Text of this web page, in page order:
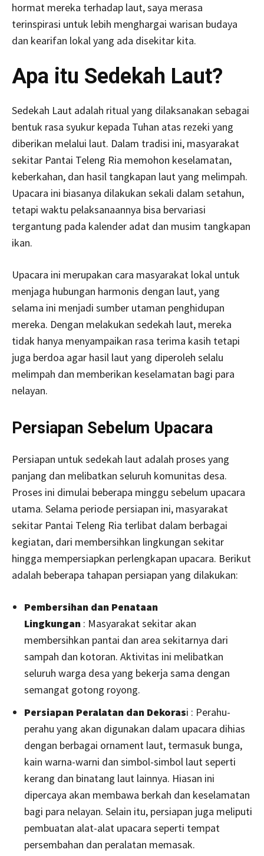
hormat mereka terhadap laut, saya merasa
terinspirasi untuk lebih menghargai warisan budaya
dan kearifan lokal yang ada disekitar kita.
Apa itu Sedekah Laut?
Sedekah Laut adalah ritual yang dilaksanakan sebagai
bentuk rasa syukur kepada Tuhan atas rezeki yang
diberikan melalui laut. Dalam tradisi ini, masyarakat
sekitar Pantai Teleng Ria memohon keselamatan,
keberkahan, dan hasil tangkapan laut yang melimpah.
Upacara ini biasanya dilakukan sekali dalam setahun,
tetapi waktu pelaksanaannya bisa bervariasi
tergantung pada kalender adat dan musim tangkapan
ikan.
Upacara ini merupakan cara masyarakat lokal untuk
menjaga hubungan harmonis dengan laut, yang
selama ini menjadi sumber utaman penghidupan
mereka. Dengan melakukan sedekah laut, mereka
tidak hanya menyampaikan rasa terima kasih tetapi
juga berdoa agar hasil laut yang diperoleh selalu
melimpah dan memberikan keselamatan bagi para
nelayan.
Persiapan Sebelum Upacara
Persiapan untuk sedekah laut adalah proses yang
panjang dan melibatkan seluruh komunitas desa.
Proses ini dimulai beberapa minggu sebelum upacara
utama. Selama periode persiapan ini, masyarakat
sekitar Pantai Teleng Ria terlibat dalam berbagai
kegiatan, dari membersihkan lingkungan sekitar
hingga mempersiapkan perlengkapan upacara. Berikut
adalah beberapa tahapan persiapan yang dilakukan:
Pembersihan dan Penataan
Lingkungan : Masyarakat sekitar akan
membersihkan pantai dan area sekitarnya dari
sampah dan kotoran. Aktivitas ini melibatkan
seluruh warga desa yang bekerja sama dengan
semangat gotong royong.
Persiapan Peralatan dan Dekorasi : Perahu-
perahu yang akan digunakan dalam upacara dihias
dengan berbagai ornament laut, termasuk bunga,
kain warna-warni dan simbol-simbol laut seperti
kerang dan binatang laut lainnya. Hiasan ini
dipercaya akan membawa berkah dan keselamatan
bagi para nelayan. Selain itu, persiapan juga meliputi
pembuatan alat-alat upacara seperti tempat
persembahan dan peralatan memasak.